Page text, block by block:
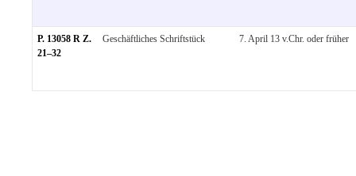
P. 13058 R Z.
21–32
Geschäftliches Schriftstück 7. April 13 v.Chr. oder früher